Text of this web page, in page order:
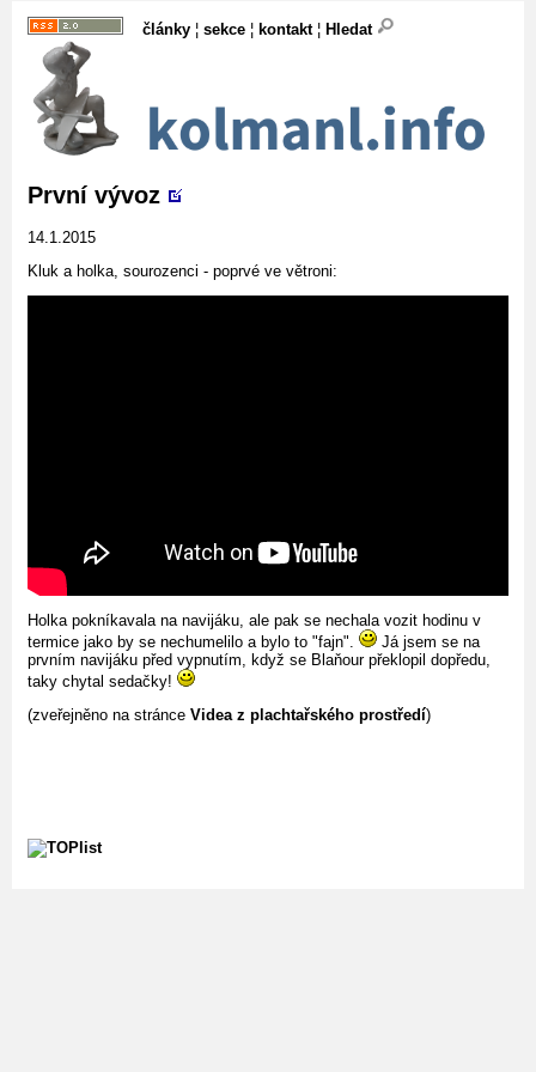
články ¦ sekce ¦ kontakt¦ Hledat
První vývoz
14.1.2015
Kluk a holka, sourozenci - poprvé ve větroni:
Holka pokníkavala na navijáku, ale pak se nechala vozit hodinu v
termice jako by se nechumelilo a bylo to "fajn".
Já jsem se na
prvním navijáku před vypnutím, když se Blaňour překlopil dopředu,
taky chytal sedačky!
(zveřejněno na stránce Videa z plachtařského prostředí)